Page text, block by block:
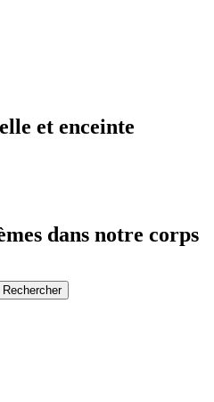
et enceinte
dans notre corps
Rechercher